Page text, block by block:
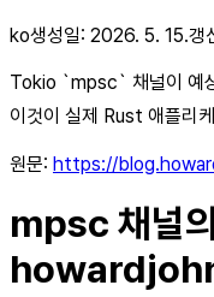
ko생성일: 2026. 5. 15.갱
Tokio `mpsc` 채널이 예
이것이 실제 Rust 애플리
원문: https://
mpsc 채널의